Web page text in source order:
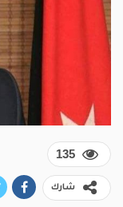
135
شارك